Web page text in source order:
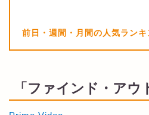
前日・週間・月間の人気ランキ
「ファインド・アウ